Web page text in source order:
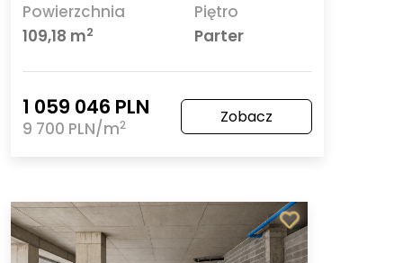
Powierzchnia
109,18 m2
Piętro
Parter
1 059 046 PLN
9 700 PLN/m2 Zobacz